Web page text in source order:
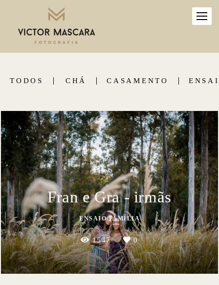
TODOS CHÁ CASAMENTO
Fran e Gra - irmãs
ENSAIO FAMÍLIA
1547 0